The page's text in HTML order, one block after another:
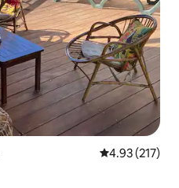
Calificación
4.93 (217)